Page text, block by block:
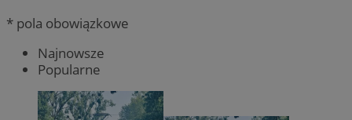
* pola obowiązkowe
Najnowsze
Popularne